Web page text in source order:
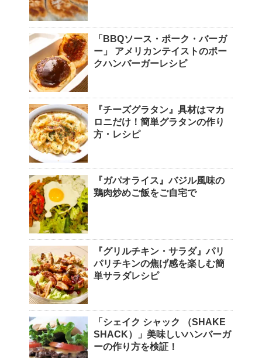
「BBQソース・ポーク・バーガ
ー」 アメリカンテイストのポー
クハンバーガーレシピ
『チーズグラタン』具材はマカ
ロニだけ！簡単グラタンの作り
方・レシピ
『ガパオライス』バジル風味の
鶏肉炒めご飯をご自宅で
『グリルチキン・サラダ』パリ
パリチキンの焦げ感を楽しむ簡
単サラダレシピ
「シェイク シャック （SHAKE
SHACK）」美味しいハンバーガ
ーの作り方を検証！